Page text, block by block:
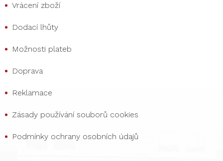
Vrácení zboží
Dodací lhůty
Možnosti plateb
Doprava
Reklamace
Zásady používání souborů cookies
Podmínky ochrany osobních údajů